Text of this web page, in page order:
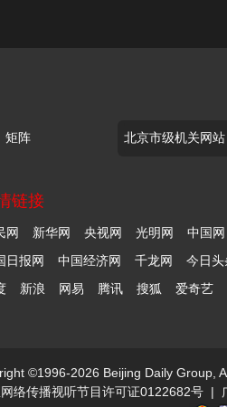
矩阵
链接
网 新华网 央视网 光明网
中国网
日报网
中国经济网 千龙网
今日头
新浪 网易 腾讯 搜狐 爱奇艺
©1996-2026 Beijing Daily Group,
络传播视听节目许可证0122682号 |